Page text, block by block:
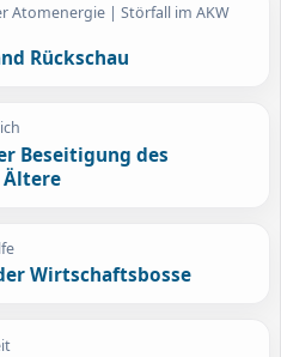
Atomenergie | Störfall im AKW
Rückschau
Beseitigung des
Ältere
Wirtschaftsbosse